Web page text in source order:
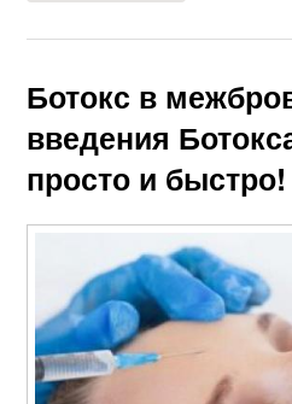
Ботокс в
введения
просто и быстро!